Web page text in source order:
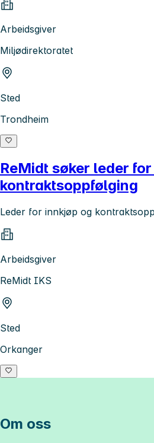
Arbeidsgiver
Miljødirektoratet
Sted
Trondheim
ReMidt søker leder
kontraktsoppfølging
Leder for innkjøp og
Arbeidsgiver
ReMidt IKS
Sted
Orkanger
Om oss